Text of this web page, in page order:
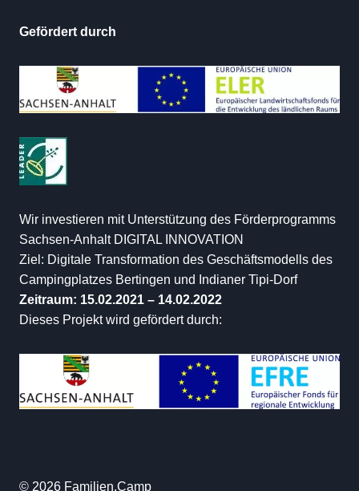
Gefördert durch
Wir investieren mit Unterstützung des Förderprogramms
Sachsen-Anhalt DIGITAL INNOVATION
Ziel: Digitale Transformation des Geschäftsmodells des
Campingplatzes Bertingen und Indianer Tipi-Dorf
Zeitraum: 15.02.2021 – 14.02.2022
Dieses Projekt wird gefördert durch:
© 2026 Familien.Camp